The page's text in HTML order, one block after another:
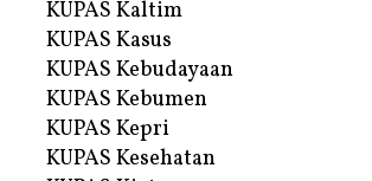
KUPAS Kaltim
KUPAS Kasus
KUPAS Kebudayaan
KUPAS Kebumen
KUPAS Kepri
KUPAS Kesehatan